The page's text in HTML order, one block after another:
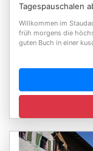
Tagespauschalen
Willkommen im
früh morgens die
guten Buch in einer